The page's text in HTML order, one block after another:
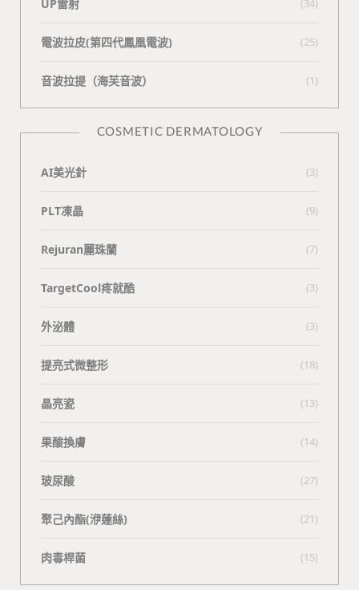
UP雷射
電波拉皮(第四代鳳凰電波) (25)
⾳波拉提（海芙⾳波） (1)
COSMETIC DERMATOLOGY
AI美光針 (3)
PLT凍晶 (9)
Rejuran麗珠蘭 (7)
TargetCool疼就酷 (3)
外泌體 (3)
提亮式微整形 (18)
晶亮瓷 (13)
果酸換膚 (14)
玻尿酸 (27)
聚己內酯(洢蓮絲) (21)
肉毒桿菌 (15)